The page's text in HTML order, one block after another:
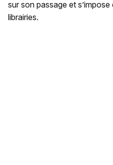
sur son passage et
librairies.